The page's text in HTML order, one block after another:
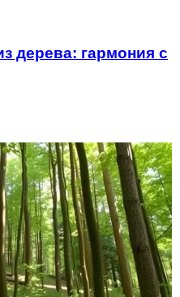
дерева: гармония с